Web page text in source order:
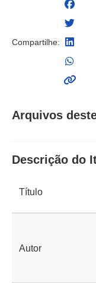
Compartilhe:
Arquivos
Descrição do
Título
Autor